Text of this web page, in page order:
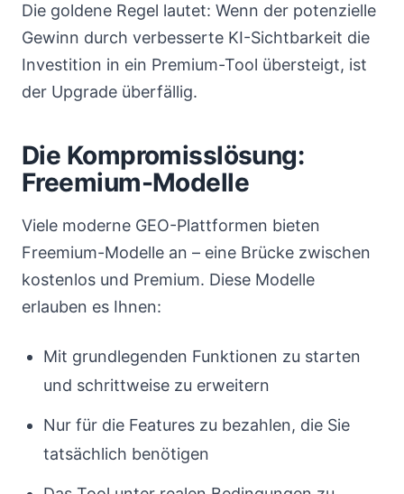
Die goldene Regel lautet: Wenn der potenzielle
Gewinn durch verbesserte KI-Sichtbarkeit die
Investition in ein Premium-Tool übersteigt, ist
der Upgrade überfällig.
Die Kompromisslösung:
Freemium-Modelle
Viele moderne GEO-Plattformen bieten
Freemium-Modelle an – eine Brücke zwischen
kostenlos und Premium. Diese Modelle
erlauben es Ihnen:
Mit grundlegenden Funktionen zu starten
und schrittweise zu erweitern
Nur für die Features zu bezahlen, die Sie
tatsächlich benötigen